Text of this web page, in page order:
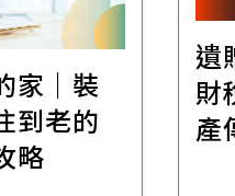
播課│
，讓資
率
百
經